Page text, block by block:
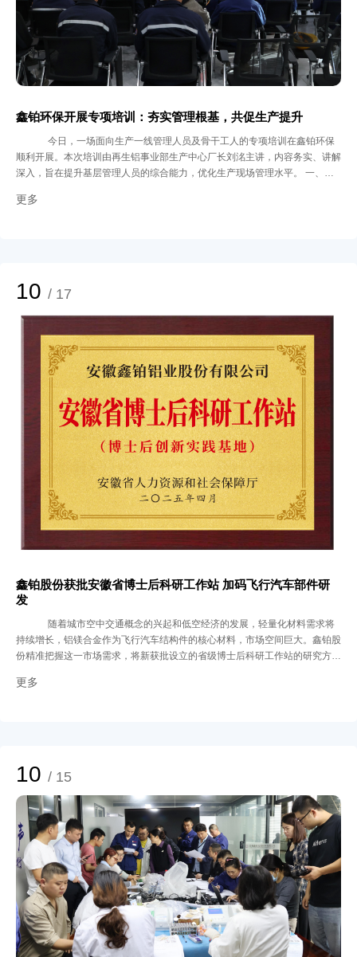
鑫铂环保开展专项培训：夯实管理根基，共促生产提升
今日，一场面向生产一线管理人员及骨干工人的专项培训在鑫铂环保
顺利开展。本次培训由再生铝事业部生产中心厂长刘洺主讲，内容务实、讲解
深入，旨在提升基层管理人员的综合能力，优化生产现场管理水平。 一、正
视班组作业中的常见问题：一是现场管理被动，班组长大多充当“救火员”角
的关键纽带，既是生产任务的执行者，也是现场工作的指挥者、协调者。再围
绕这一角色定位，通过与参训人员进行“上班第一件事”等工作内容梳理，帮助
班组长明确职责、掌握方法，为其提供了清晰的工作思路。 三、聚焦核心，
提升现场效能 生产计划的制定与生产现场的管理是班组长的核心工作。培训
重点讲解了如何更有效地制定和执行生产计划，以及如何应对生产现场的各类
异常情况。在人员与岗位管理方面，强调了“定岗定员”的原则；同时，倡导团
队互帮互助与合理激励，以此提升整体效率，确保生产均衡有序。 本次培训
不仅使生产管理人员厘清了职责、学到了方法，更传递了公司重视基层管理与
员工成长的明确信号，为提升整体生产管理水平进行了有效“充电”。未来，公
司将持续开展管理能力提升系列培训，完善人才梯队建设，打通内部竞聘通
道，为有能力的一线生产员工提供广阔发展平台。
更多
10 / 17
鑫铂股份获批安徽省博士后科研工作站 加码飞行汽车部件研
发
随着城市空中交通概念的兴起和低空经济的发展，轻量化材料需求将
持续增长，铝镁合金作为飞行汽车结构件的核心材料，市场空间巨大。鑫铂股
份精准把握这一市场需求，将新获批设立的省级博士后科研工作站的研究方向
能源飞行汽车用高强韧铝镁合金关键技术研发以及产业化应用”，以前沿技术
智慧和前沿视角；合金材料研究院的成立，进一步整合了内外部研发资源，提
升了系统化研发能力。 此次博士后科研工作站的设立，是鑫铂股份产学研协
同创新体系的又一重要布局：通过与高校博士后流动站的合作，公司将进一步
整合高校材料工程理论研究优势与企业的产业化经验，构建起“产学研用”一体
化的创新体系。这种深度融合不仅有助于加速技术成果的转化，还将为企业培
养一批具备实战经验的高层次科研人才；公司也将依托这一平台，围绕轻量化
材料、智能制造等方向开展系统性研究，持续提升在新能源交通领域的核心竞
争力。 二、攻坚关键技术：产业化进程加速 目前，国外对飞行汽车的研究起
步较早，但在新能源系统功率密度和轻量化方面仍存在技术瓶颈。鑫铂股份博
士后科研工作站的首个课题正是针对这一行业痛点展开攻关，并对飞行汽车车
身关键结构件的屈服强度、抗拉强度、断后伸长率、应力腐蚀指标设定了严格
的标准。课题的成功实施，将有效提升飞行汽车车身结构的轻量化程度与安全
更多
10 / 15